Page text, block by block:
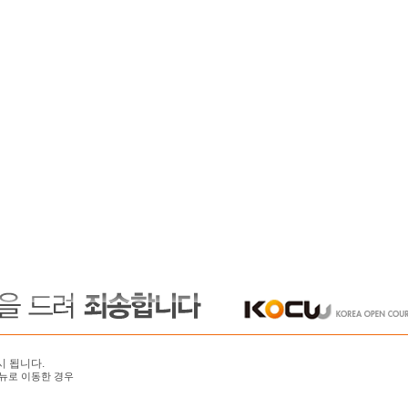
됩니다.
로 이동한 경우